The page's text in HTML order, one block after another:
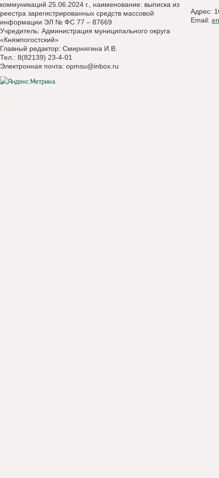
коммуникаций 25.06.2024 г., наименование: выписка из
реестра зарегистрированных средств массовой
информации ЭЛ № ФС 77 – 87669
Учредитель: Администрация муниципального округа
«Княжпогостский»
Главный редактор: Смирнягина И.В.
Тел.: 8(82139) 23-4-01
Электронная почта: opmsu@inbox.ru
Адрес:
Email: